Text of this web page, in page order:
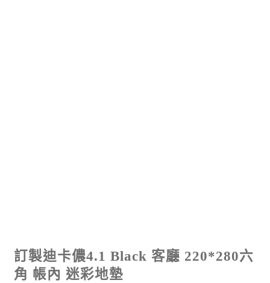
訂製迪卡儂4.1 Black 客廳 220*280六
角 帳內 迷彩地墊